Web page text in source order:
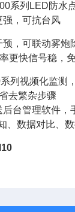
系列LED防水
强，可抗台风
，可联动雾
更快信号稳，
列视频化监测
去繁杂步骤
台管理软件
、数据对比、